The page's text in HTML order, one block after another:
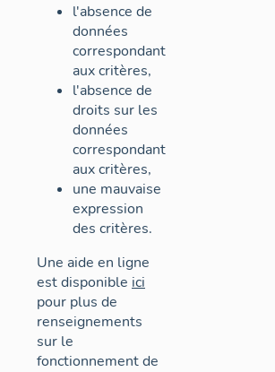
l'absence de
données
correspondant
aux critères,
l'absence de
droits sur les
données
correspondant
aux critères,
une mauvaise
expression
des critères.
Une aide en ligne
est disponible ici
pour plus de
renseignements
sur le
fonctionnement de